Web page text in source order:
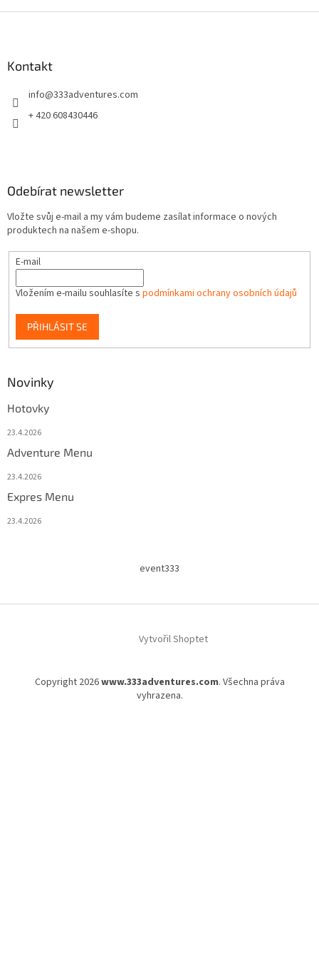
Kontakt
info@333adventures.com
+ 420 608430446
Odebírat newsletter
Vložte svůj e-mail a my vám budeme zasílat informace o nových
produktech na našem e-shopu.
E-mail
Vložením e-mailu souhlasíte s podmínkami ochrany osobních údajů
PŘIHLÁSIT SE
Novinky
Hotovky
23.4.2026
Adventure Menu
23.4.2026
Expres Menu
23.4.2026
event333
Vytvořil Shoptet
Copyright 2026www.333adventures.com. Všechna práva
vyhrazena.